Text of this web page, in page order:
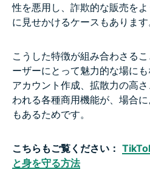
性を悪用し、詐欺的な販売を
に見せかけるケースもあります
こうした特徴が組み合わさる
ーザーにとって魅力的な場に
アカウント作成、拡散力の高
われる各種商用機能が、場合
もあるためです。
こちらもご覧ください：
と身を守る方法